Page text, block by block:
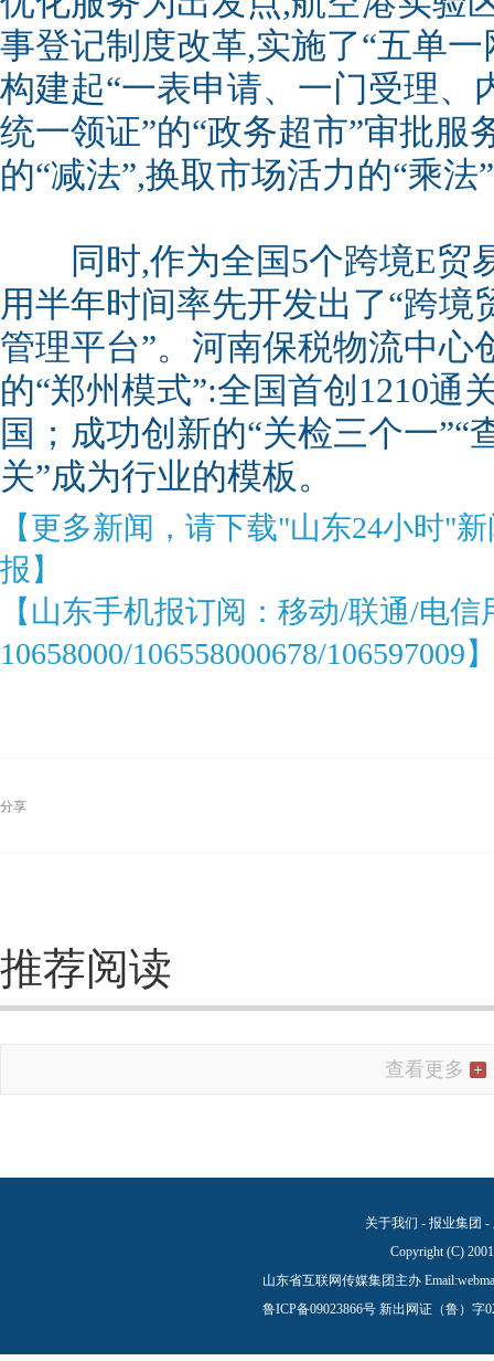
事登记制度改革,实施了“五单一
构建起“一表申请、一门受理、
统一领证”的“政务超市”审批服
的“减法”,换取市场活力的“乘法
同时,作为全国5个跨境E贸
用半年时间率先开发出了“跨境
管理平台”。河南保税物流中心
的“郑州模式”:全国首创1210通
国；成功创新的“关检三个一”“
关”成为行业的模板。
【更多新闻，请下载"山东24小时"
报】
【山东手机报订阅：移动/联通/电
10658000/106558000678/106597009
分享
推荐阅读
查看更多
关于我们 - 报业集团 -
Copyright (C)
山东省互联网传媒集团主办 Email:
鲁ICP备09023866号 新出网证（鲁）字